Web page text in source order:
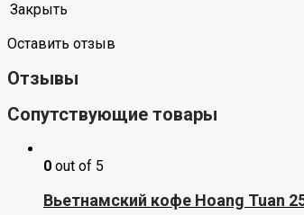
Закрыть
Оставить отзыв
Отзывы
Сопутствующие товары
0 out of 5
Вьетнамский кофе Hoang Tuan